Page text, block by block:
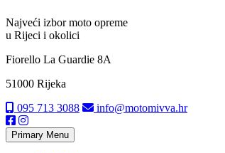
Najveći izbor moto opreme
u Rijeci i okolici
Fiorello La Guardie 8A
51000 Rijeka
095 713 3088
info@motomivva.hr
Primary Menu